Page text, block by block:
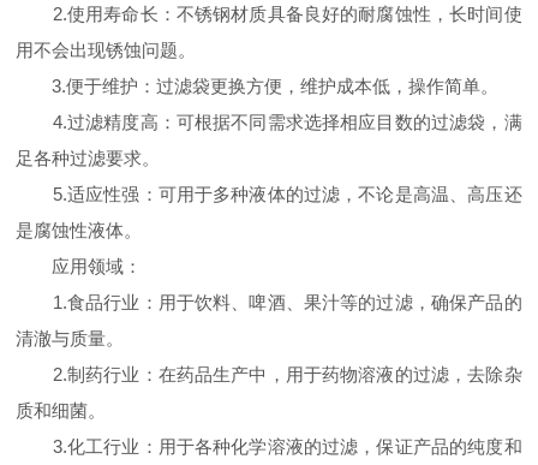
2.使用寿命长：不锈钢材质具备良好的耐腐蚀性，长时间使
用不会出现锈蚀问题。
3.便于维护：过滤袋更换方便，维护成本低，操作简单。
4.过滤精度高：可根据不同需求选择相应目数的过滤袋，满
足各种过滤要求。
5.适应性强：可用于多种液体的过滤，不论是高温、高压还
是腐蚀性液体。
应用领域：
1.食品行业：用于饮料、啤酒、果汁等的过滤，确保产品的
清澈与质量。
2.制药行业：在药品生产中，用于药物溶液的过滤，去除杂
质和细菌。
3.化工行业：用于各种化学溶液的过滤，保证产品的纯度和